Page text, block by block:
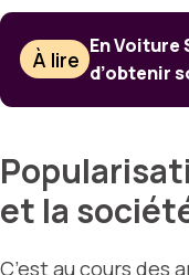
À lire
En Voiture
d’obtenir
et la
C’est au cours des